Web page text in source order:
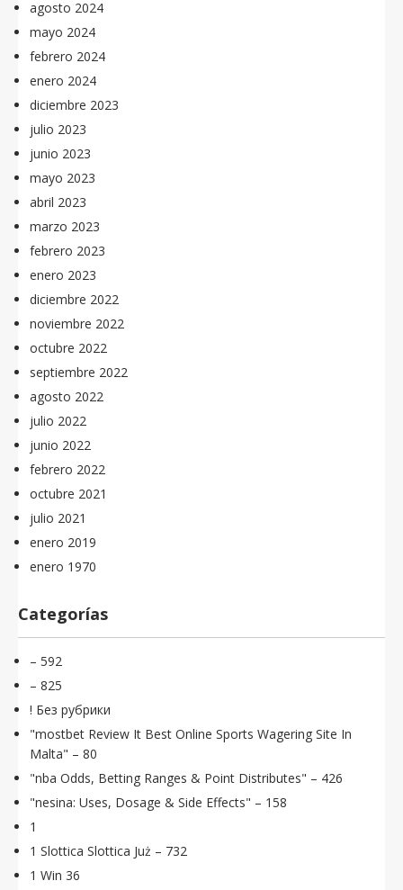
agosto 2024
mayo 2024
febrero 2024
enero 2024
diciembre 2023
julio 2023
junio 2023
mayo 2023
abril 2023
marzo 2023
febrero 2023
enero 2023
diciembre 2022
noviembre 2022
octubre 2022
septiembre 2022
agosto 2022
julio 2022
junio 2022
febrero 2022
octubre 2021
julio 2021
enero 2019
enero 1970
Categorías
– 592
– 825
! Без рубрики
"mostbet Review It Best Online Sports Wagering Site In
Malta" – 80
"nba Odds, Betting Ranges & Point Distributes" – 426
"nesina: Uses, Dosage & Side Effects" – 158
1
1 Slottica Slottica Już – 732
1 Win 36